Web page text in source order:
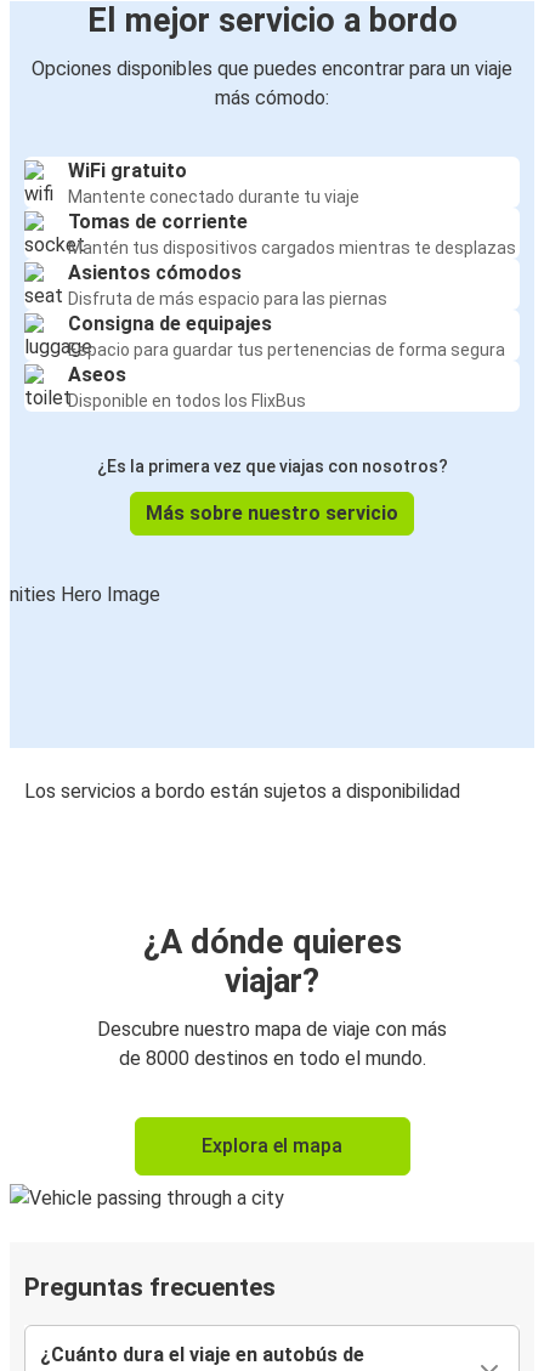
El mejor servicio a bordo
Opciones disponibles que puedes encontrar para un viaje
más cómodo:
WiFi gratuito
Mantente conectado durante tu viaje
Tomas de corriente
Mantén tus dispositivos cargados mientras te desplazas
Asientos cómodos
Disfruta de más espacio para las piernas
Consigna de equipajes
Espacio para guardar tus pertenencias de forma segura
Aseos
Disponible en todos los FlixBus
¿Es la primera vez que viajas con nosotros?
Más sobre nuestro servicio
Los servicios a bordo están sujetos a disponibilidad
¿A dónde quieres
viajar?
Descubre nuestro mapa de viaje con más
de 8000 destinos en todo el mundo.
Explora el mapa
Preguntas frecuentes
¿Cuánto dura el viaje en autobús de